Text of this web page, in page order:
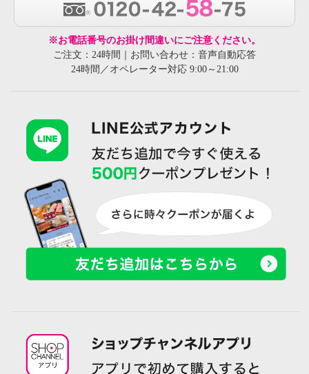
※お電話番号のお掛け間違いにご注意ください。
ご注文：24時間｜お問い合わせ：音声自動応答
24時間／オペレーター対応 9:00～21:00